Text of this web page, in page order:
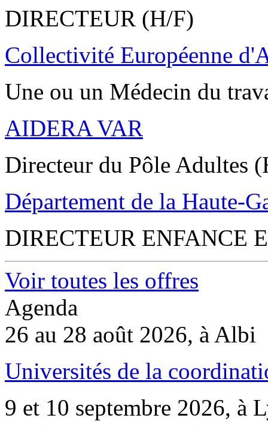
DIRECTEUR (H/F)
Collectivité Européenne
Une ou un Médecin du
AIDERA VAR
Directeur du Pôle Adultes
Département de la Haute-
DIRECTEUR ENFANCE
Voir toutes les offres
Agenda
26 au 28 août 2026, à Albi
Universités de la
9 et 10 septembre 2026, à